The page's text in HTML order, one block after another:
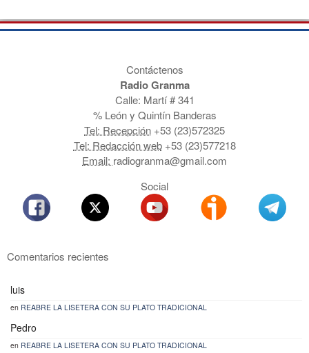
Contáctenos
Radio Granma
Calle: Martí # 341
% León y Quintín Banderas
Tel: Recepción +53 (23)572325
Tel: Redacción web+53 (23)577218
Email: radiogranma@gmail.com
Social
Comentarios recientes
luis
en REABRE LA LISETERA CON SU PLATO TRADICIONAL
Pedro
en REABRE LA LISETERA CON SU PLATO TRADICIONAL